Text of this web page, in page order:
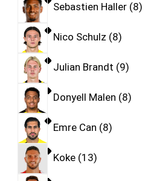
Sebastien Haller 8
Nico Schulz 8
Julian Brandt 9
Donyell Malen 8
Emre Can 8
Koke 13